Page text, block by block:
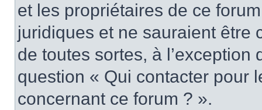
et les propriétaires de ce
juridiques et ne sauraient être
de toutes sortes, à
question « Qui contacter pour
concernant ce forum ? ».